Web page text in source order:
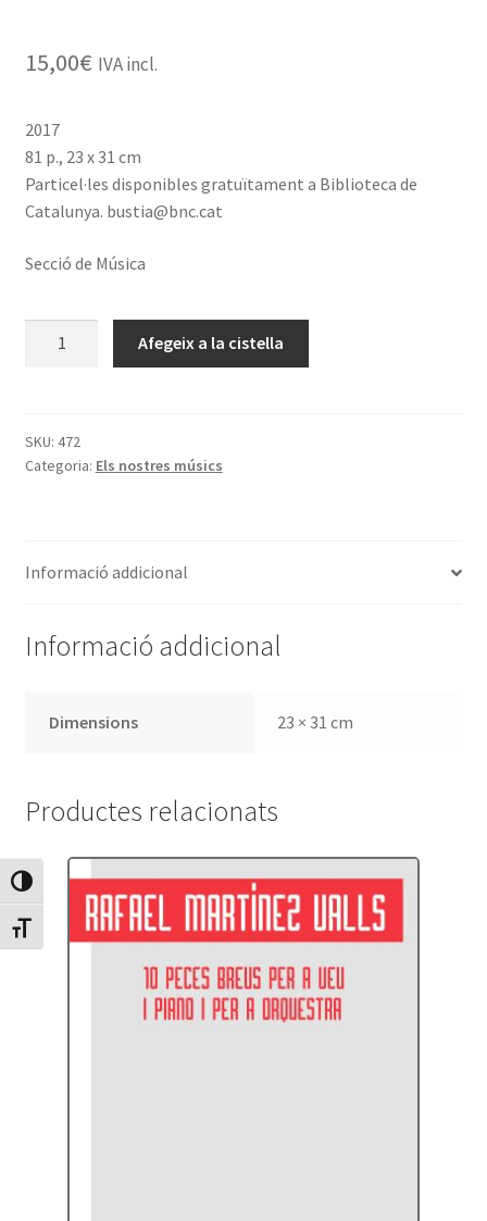
Canvia Alt Contrast
Canvia mida de lletra
15,00€ IVA incl.
2017
81 p., 23 x 31 cm
Particel·les disponibles gratuïtament a Biblioteca de
Catalunya. bustia@bnc.cat
Secció de Música
Cinc
peces
conjunt
Afegeix a la cistella
SKU: 472
Categoria: Els nostres músics
Informació addicional
Informació addicional
Dimensions 23 × 31 cm
Productes relacionats